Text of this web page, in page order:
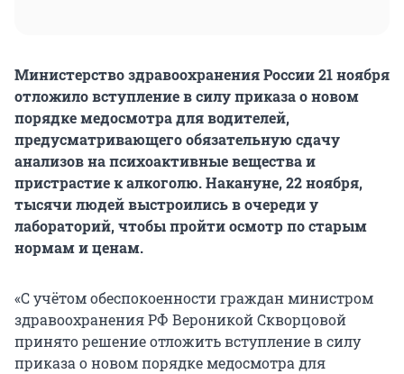
Министерство здравоохранения России 21 ноября
отложило вступление в силу приказа о новом
порядке медосмотра для водителей,
предусматривающего обязательную сдачу
анализов на психоактивные вещества и
пристрастие к алкоголю. Накануне, 22 ноября,
тысячи людей выстроились в очереди у
лабораторий, чтобы пройти осмотр по старым
нормам и ценам.
«С учётом обеспокоенности граждан министром
здравоохранения РФ Вероникой Скворцовой
принято решение отложить вступление в силу
приказа о новом порядке медосмотра для